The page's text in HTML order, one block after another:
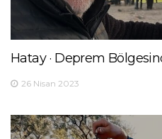
Hatay · Deprem
26 Nisan 2023